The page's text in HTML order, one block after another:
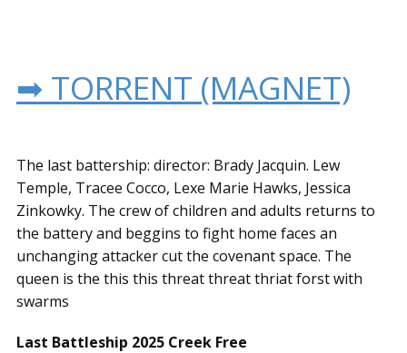
➡ TORRENT (MAGNET)
The last battership: director: Brady Jacquin. Lew
Temple, Tracee Cocco, Lexe Marie Hawks, Jessica
Zinkowky. The crew of children and adults returns to
the battery and beggins to fight home faces an
unchanging attacker cut the covenant space. The
queen is the this this threat threat thriat forst with
swarms
Last Battleship 2025 Creek Free